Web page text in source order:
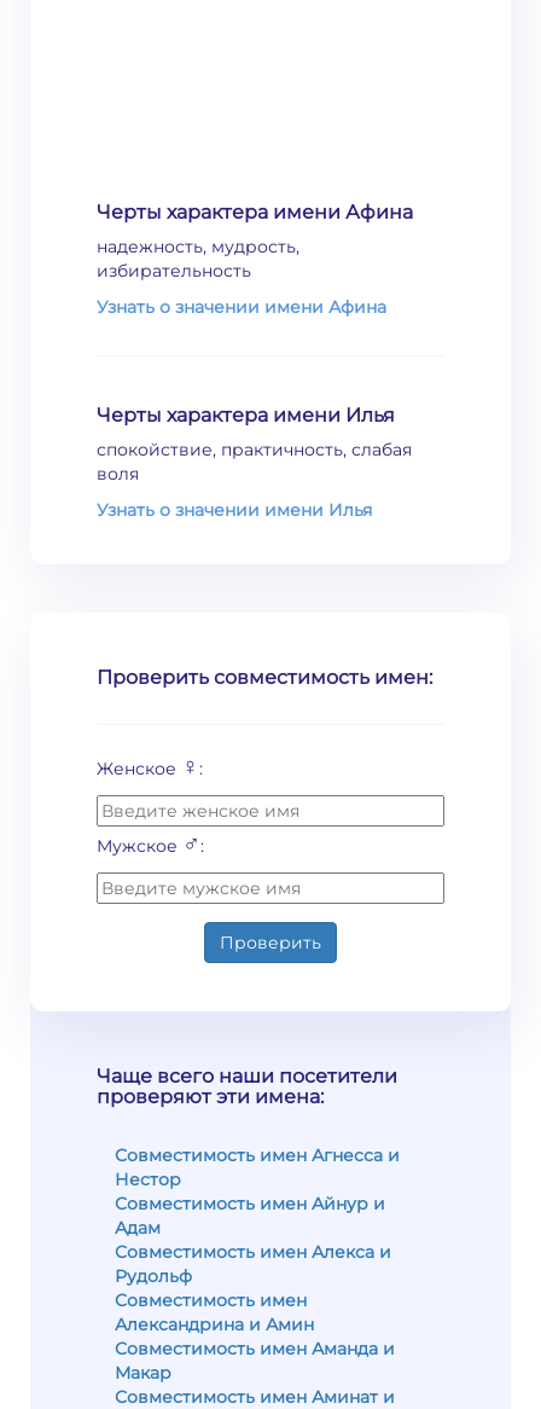
Черты характера имени Афина
надежность, мудрость,
избирательность
Узнать о значении имени Афина
Черты характера имени Илья
спокойствие, практичность, слабая
воля
Узнать о значении имени Илья
Проверить совместимость имен:
Женское ♀ :
Мужское ♂:
Проверить
Чаще всего наши посетители
проверяют эти имена:
Совместимость имен Агнесса и
Нестор
Совместимость имен Айнур и
Адам
Совместимость имен Алекса и
Рудольф
Совместимость имен
Александрина и Амин
Совместимость имен Аманда и
Макар
Совместимость имен Аминат и